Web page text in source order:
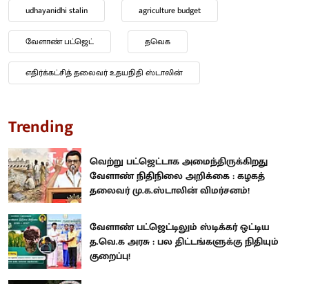
udhayanidhi stalin agriculture budget
வேளாண் பட்ஜெட் தவெக
எதிர்க்கட்சித் தலைவர் உதயநிதி ஸ்டாலின்
Trending
வெற்று பட்ஜெட்டாக அமைந்திருக்கிறது
வேளாண் நிதிநிலை அறிக்கை : கழகத்
தலைவர் மு.க.ஸ்டாலின் விமர்சனம்!
வேளாண் பட்ஜெட்டிலும் ஸ்டிக்கர் ஒட்டிய
த.வெ.க அரசு : பல திட்டங்களுக்கு நிதியும்
குறைப்பு!